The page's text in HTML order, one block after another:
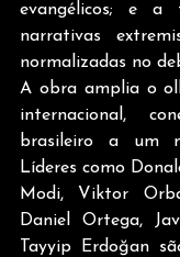
evangélicos; e a
narrativas
normalizadas no
A obra amplia o
internacional,
brasileiro a um
Líderes como
Modi, Viktor
Daniel Ortega,
Tayyip Erdoğan